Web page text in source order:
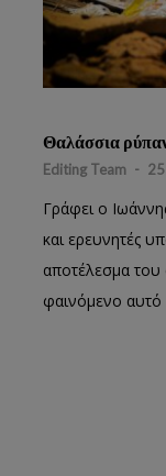
Θαλάσσια
Editing Team -
Γράφει ο
και ερευνητές
αποτέλεσμα
φαινόμενο αυτό